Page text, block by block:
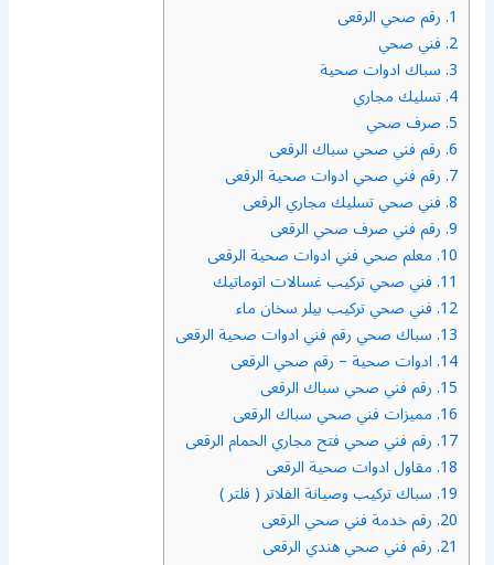
1. رقم صحي الرقعى
2. فني صحي
3. سباك ادوات صحية
4. تسليك مجاري
5. صرف صحي
6. رقم فني صحي سباك الرقعى
7. رقم فني صحي ادوات صحية الرقعى
8. فني صحي تسليك مجاري الرقعى
9. رقم فني صرف صحي الرقعى
10. معلم صحي فني ادوات صحية الرقعى
11. فني صحي تركيب غسالات اتوماتيك
12. فني صحي تركيب بيلر سخان ماء
13. سباك صحي رقم فني ادوات صحية الرقعى
14. ادوات صحية – رقم صحي الرقعى
15. رقم فني صحي سباك الرقعى
16. مميزات فني صحي سباك الرقعى
17. رقم فني صحي فتح مجاري الحمام الرقعى
18. مقاول ادوات صحية الرقعى
19. سباك تركيب وصيانة الفلاتر ( فلتر )
20. رقم خدمة فني صحي الرقعى
21. رقم فني صحي هندي الرقعى